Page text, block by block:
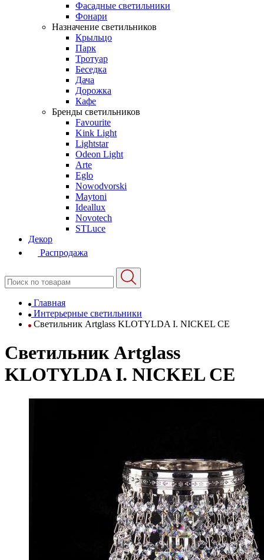
Фасадные светильники
Фонари
Назначение светильников
Крыльцо
Парк
Тротуар
Беседка
Дача
Дорожка
Кафе
Бренды светильников
Favourite
Kink Light
Lightstar
Odeon Light
Arte
Eglo
Nowodvorski
Maytoni
Ideallux
Novotech
STLuce
Декор
Распродажа
Главная
Интерьерные светильники
Светильник Artglass KLOTYLDA I. NICKEL CE
Светильник Artglass
KLOTYLDA I. NICKEL CE